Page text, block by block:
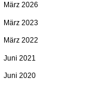
März 2026
März 2023
März 2022
Juni 2021
Juni 2020